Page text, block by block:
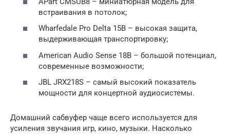
встраивания в потолок;
Wharfedale Pro Delta 15B – высокая защита,
выдерживающая транспортировку;
American Audio Sense 18B – большой потенциал,
современные возможности;
JBL JRX218S – самый высокий показатель
мощности для концертной аудиосистемы.
Домашний сабвуфер чаще всего используется для
усиления звучания игр, кино, музыки. Насколько